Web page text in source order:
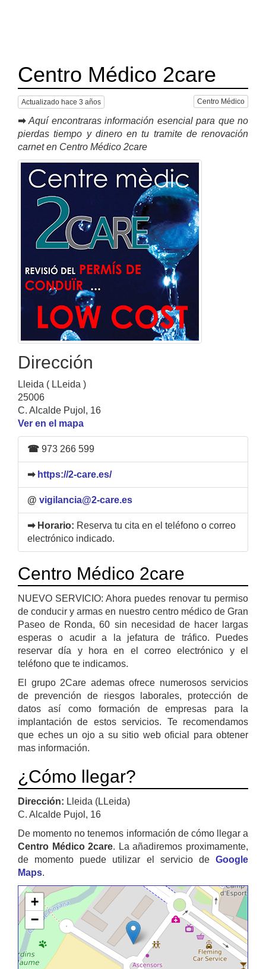
Centro Médico 2care
Actualizado hace 3 años Centro Médico
➡ Aquí encontraras información esencial para que no
pierdas tiempo y dinero en tu tramite de renovación
carnet en Centro Médico 2care
Dirección
Lleida ( LLeida )
25006
C. Alcalde Pujol, 16
Ver en el mapa
☎ 973 266 599
➡ https://2-care.es/
@ vigilancia@2-care.es
➡ Horario: Reserva tu cita en el teléfono o correo
electrónico indicado.
Centro Médico 2care
NUEVO SERVICIO: Ahora puedes renovar tu permiso
de conducir y armas en nuestro centro médico de Gran
Paseo de Ronda, 60 sin necesidad de hacer largas
esperas o acudir a la jefatura de tráfico. Puedes
reservar día y hora en el correo electrónico y el
teléfono que te indicamos.
El grupo 2Care ademas ofrece numerosos servicios
de prevención de riesgos laborales, protección de
datos así como formación de empresas para la
implantación de estos servicios. Te recomendamos
que eches un ojo a su sitio web oficial para obtener
mas información.
¿Cómo llegar?
Dirección: Lleida (LLeida)
C. Alcalde Pujol, 16
De momento no tenemos información de cómo llegar a
Centro Médico 2care. La añadiremos proximamente,
de momento puede utilizar el servicio de Google
Maps.
+
−